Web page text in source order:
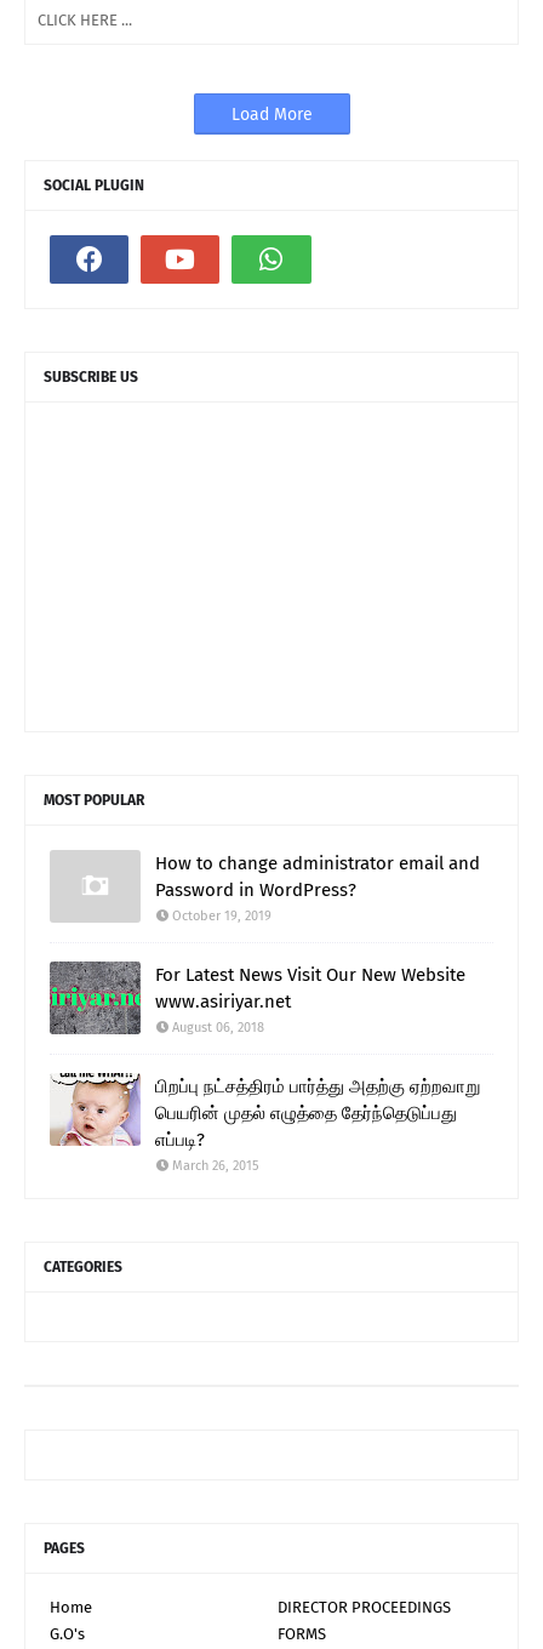
CLICK HERE ...
Load More
SOCIAL PLUGIN
SUBSCRIBE US
MOST POPULAR
How to change administrator email and
Password in WordPress?
October 19, 2019
For Latest News Visit Our New Website
www.asiriyar.net
August 06, 2018
பிறப்பு நட்சத்திரம் பார்த்து அதற்கு ஏற்றவாறு
பெயரின் முதல் எழுத்தை தேர்ந்தெடுப்பது
எப்படி?
March 26, 2015
CATEGORIES
PAGES
Home
DIRECTOR PROCEEDINGS
G.O's
FORMS